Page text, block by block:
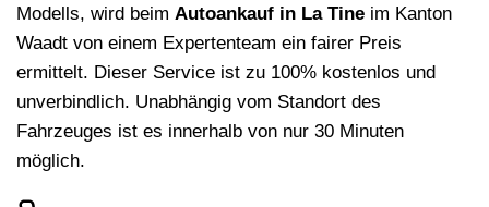
Modells, wird beim Autoankauf in La Tine im Kanton
Waadt von einem Expertenteam ein fairer Preis
ermittelt. Dieser Service ist zu 100% kostenlos und
unverbindlich. Unabhängig vom Standort des
Fahrzeuges ist es innerhalb von nur 30 Minuten
möglich.